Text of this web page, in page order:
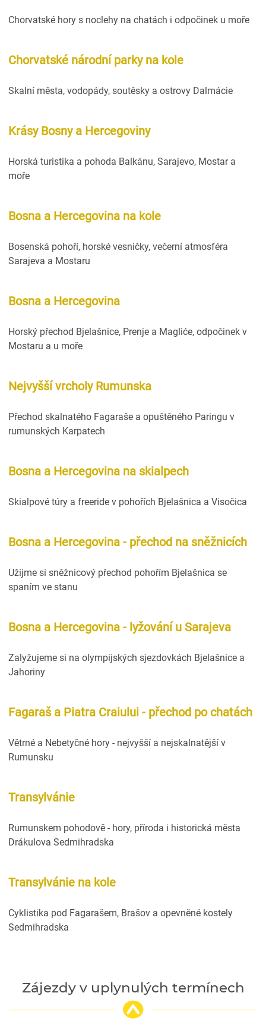
Chorvatské hory s noclehy na chatách i odpočinek u moře
Chorvatské národní parky na kole
Skalní města, vodopády, soutěsky a ostrovy Dalmácie
Krásy Bosny a Hercegoviny
Horská turistika a pohoda Balkánu, Sarajevo, Mostar a
moře
Bosna a Hercegovina na kole
Bosenská pohoří, horské vesničky, večerní atmosféra
Sarajeva a Mostaru
Bosna a Hercegovina
Horský přechod Bjelašnice, Prenje a Magliće, odpočinek v
Mostaru a u moře
Nejvyšší vrcholy Rumunska
Přechod skalnatého Fagaraše a opuštěného Paringu v
rumunských Karpatech
Bosna a Hercegovina na skialpech
Skialpové túry a freeride v pohořích Bjelašnica a Visočica
Bosna a Hercegovina - přechod na sněžnicích
Užijme si sněžnicový přechod pohořím Bjelašnica se
spaním ve stanu
Bosna a Hercegovina - lyžování u Sarajeva
Zalyžujeme si na olympijských sjezdovkách Bjelašnice a
Jahoriny
Fagaraš a Piatra Craiului - přechod po chatách
Větrné a Nebetyčné hory - nejvyšší a nejskalnatější v
Rumunsku
Transylvánie
Rumunskem pohodově - hory, příroda i historická města
Drákulova Sedmihradska
Transylvánie na kole
Cyklistika pod Fagarašem, Brašov a opevněné kostely
Sedmihradska
Zájezdy v uplynulých termínech